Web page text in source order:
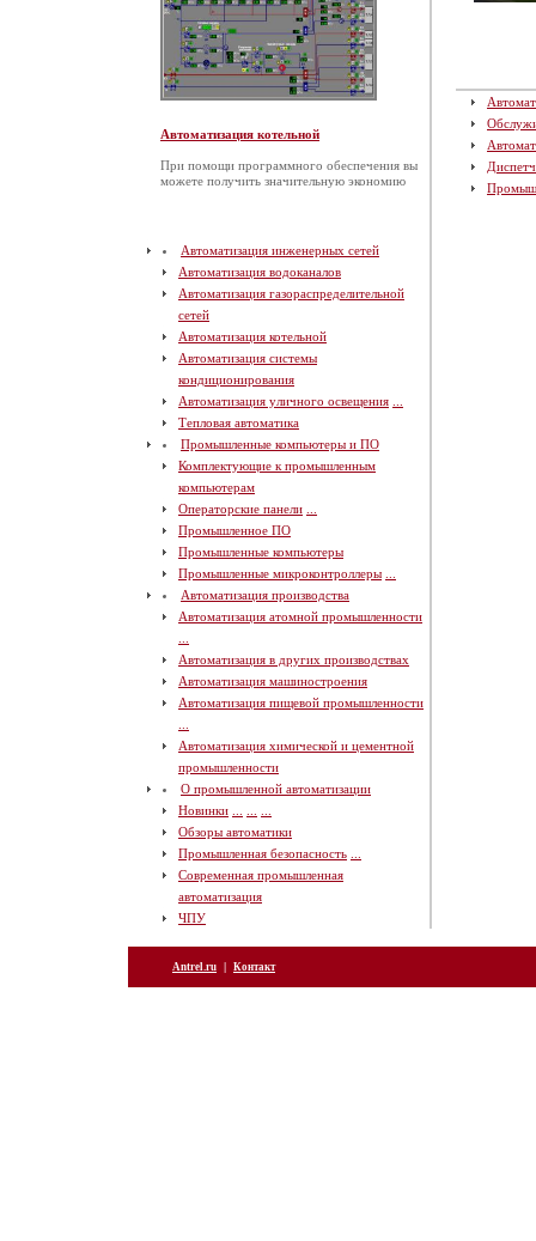
Автоматизация котельной
При помощи программного обеспечения вы
можете получить значительную экономию
Автоматизация инженерных сетей
Автоматизация водоканалов
Автоматизация газораспределительной
сетей
Автоматизация котельной
Автоматизация системы
кондиционирования
Автоматизация уличного освещения
Тепловая автоматика
Промышленные компьютеры и ПО
Комплектующие к промышленным
компьютерам
Операторские панели
Промышленное ПО
Промышленные компьютеры
Промышленные микроконтроллеры
Автоматизация производства
Автоматизация атомной промышленности
Автоматизация в других производствах
Автоматизация машиностроения
Автоматизация пищевой промышленности
Автоматизация химической и цементной
промышленности
О промышленной автоматизации
Новинки
Обзоры автоматики
Промышленная безопасность
Современная промышленная
автоматизация
ЧПУ
Antrel.ru | Контакт